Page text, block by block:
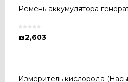
Ремень аккумулятора
₪2,603
Измеритель кислорода